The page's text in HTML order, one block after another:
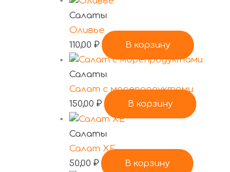
Салаты
Оливье
110,00 ₽ В корзину
Салаты
Салат с морепродуктами
150,00 ₽ В корзину
Салаты
Салат ХЕ
50,00 ₽ В корзину